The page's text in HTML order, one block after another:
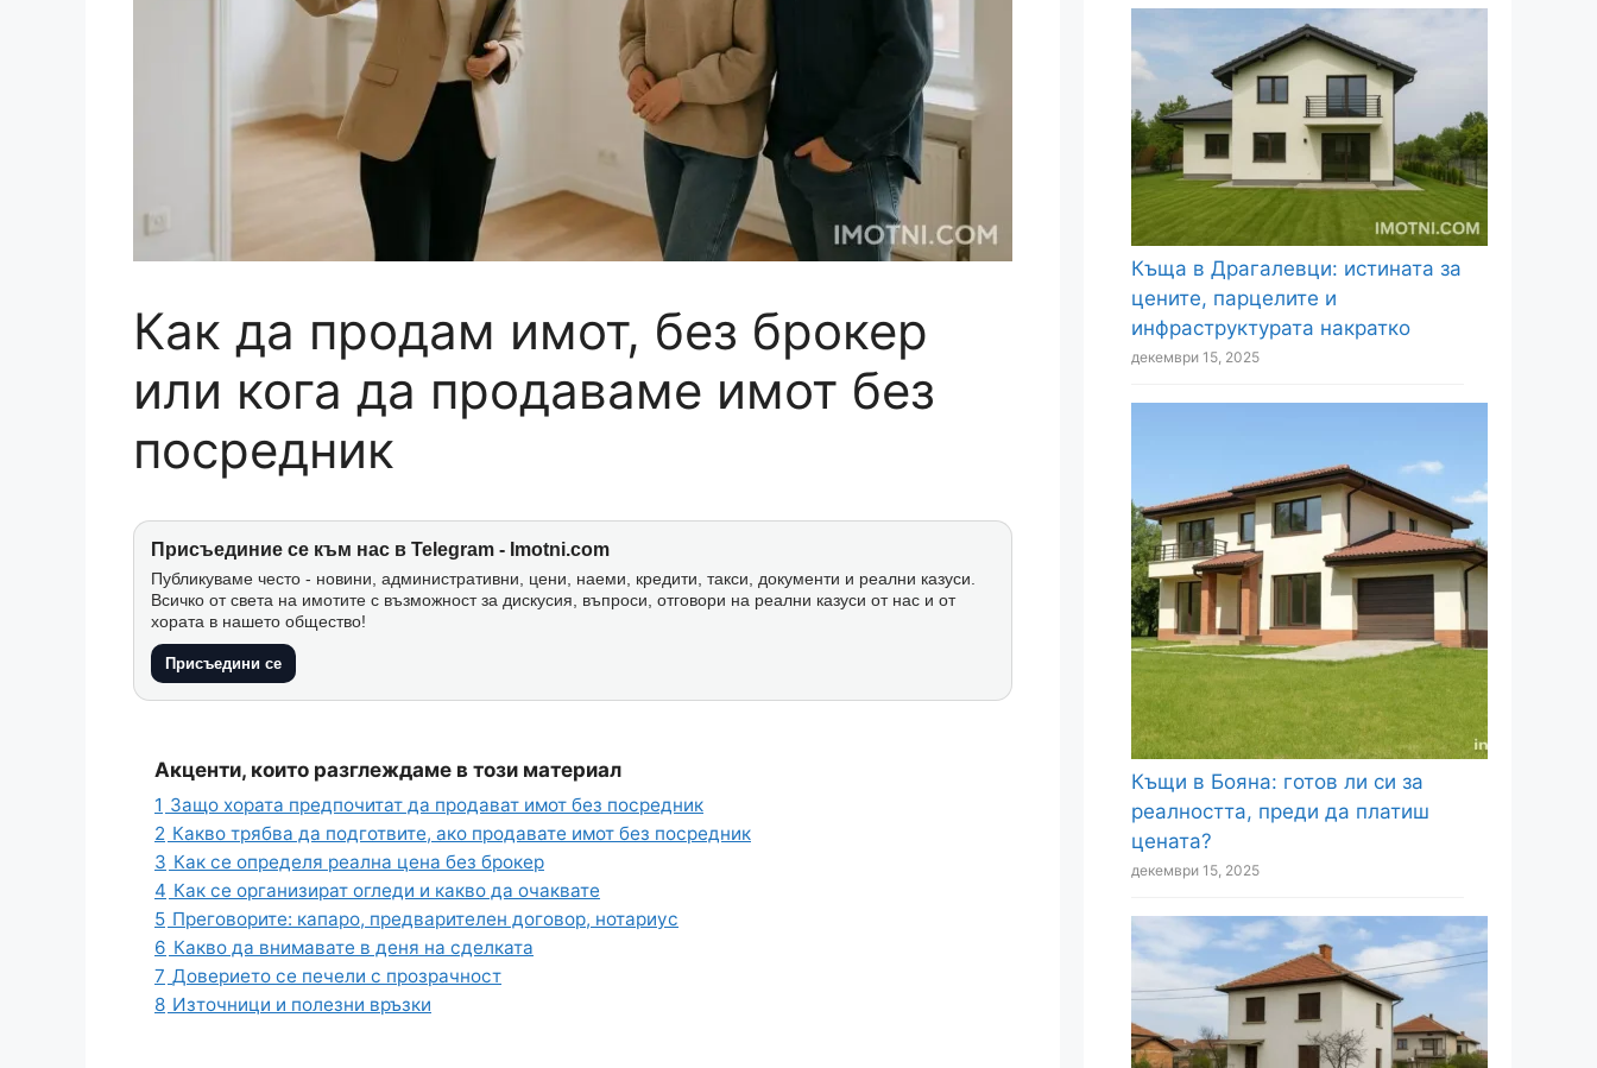
Как да продам имот, без брокер
или кога да продаваме имот без
посредник
Присъединие се към нас в Telegram - Imotni.com
Публикуваме често - новини, административни, цени, наеми, кредити, такси, документи и реални казуси.
Всичко от света на имотите с възможност за дискусия, въпроси, отговори на реални казуси от нас и от
хората в нашето общество!
Присъедини се